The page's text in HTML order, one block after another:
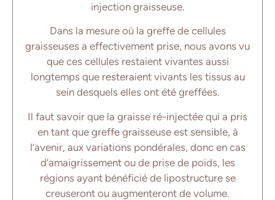
injection graisseuse.
Dans la mesure où la greffe de cellules
graisseuses a effectivement prise, nous avons vu
que ces cellules restaient vivantes aussi
longtemps que resteraient vivants les tissus au
sein desquels elles ont été greffées.
Il faut savoir que la graisse ré-injectée qui a pris
en tant que greffe graisseuse est sensible, à
l’avenir, aux variations pondérales, donc en cas
d’amaigrissement ou de prise de poids, les
régions ayant bénéficié de lipostructure se
creuseront ou augmenteront de volume.